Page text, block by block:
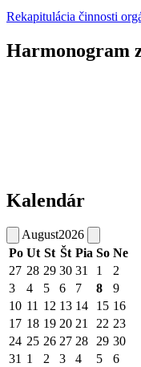
Rekapitulácia činnosti
Harmonogram
Kalendár
August2026
Po Ut St Št Pia So Ne
27 28 29 30 31 1
2
3
4 5 6 7 8
9
10 11 12 13 14 15 16
17 18 19 20 21 22 23
24 25 26 27 28 29 30
31 1 2 3 4 5 6